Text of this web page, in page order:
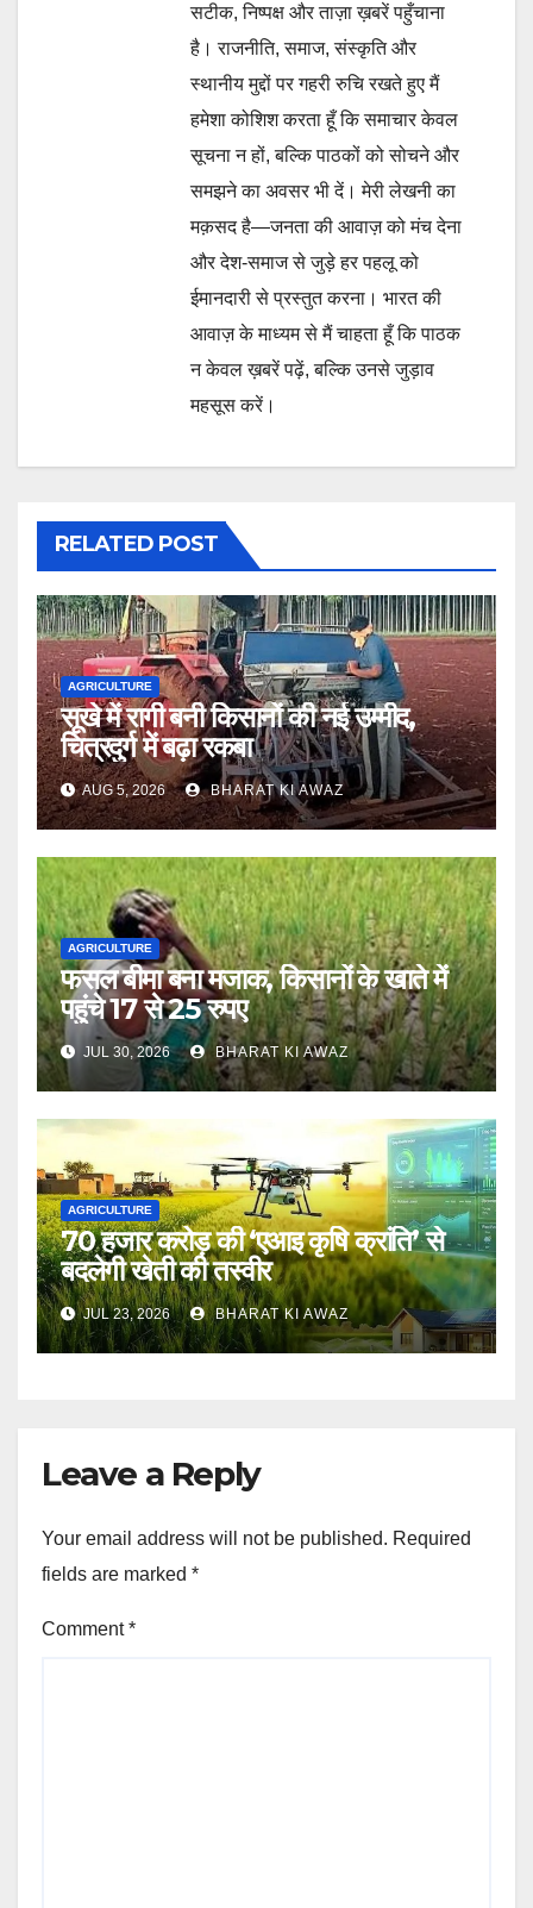
सटीक, निष्पक्ष और ताज़ा ख़बरें पहुँचाना
है। राजनीति, समाज, संस्कृति और
स्थानीय मुद्दों पर गहरी रुचि रखते हुए मैं
हमेशा कोशिश करता हूँ कि समाचार केवल
सूचना न हों, बल्कि पाठकों को सोचने और
समझने का अवसर भी दें। मेरी लेखनी का
मक़सद है—जनता की आवाज़ को मंच देना
और देश-समाज से जुड़े हर पहलू को
ईमानदारी से प्रस्तुत करना। भारत की
आवाज़ के माध्यम से मैं चाहता हूँ कि पाठक
न केवल ख़बरें पढ़ें, बल्कि उनसे जुड़ाव
महसूस करें।
RELATED POST
AGRICULTURE
सूखे में रागी बनी किसानों की नई उम्मीद,
चित्रदुर्ग में बढ़ा रकबा
AUG 5, 2026 BHARAT KI AWAZ
AGRICULTURE
फसल बीमा बना मजाक, किसानों के खाते में
पहुंचे 17 से 25 रुपए
JUL 30, 2026 BHARAT KI AWAZ
AGRICULTURE
70 हजार करोड़ की ‘एआइ कृषि क्रांति’ से
बदलेगी खेती की तस्वीर
JUL 23, 2026 BHARAT KI AWAZ
Leave a Reply
Your email address will not be published. Required
fields are marked *
Comment*